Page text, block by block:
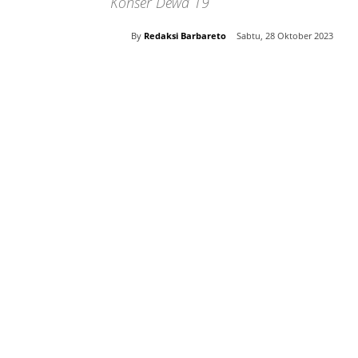
By Redaksi Barbareto Sabtu, 28 Oktober 2023